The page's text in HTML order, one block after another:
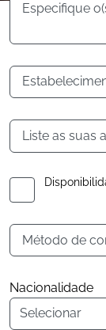
Especifique
Liste as suas
Método de
Nacionalidade
Nacionalidade